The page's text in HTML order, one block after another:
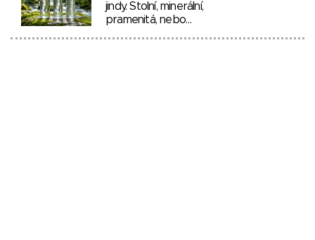
jindy. Stolní, minerální,
pramenitá, nebo…